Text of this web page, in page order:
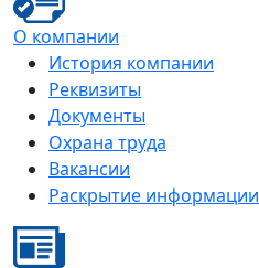
О компании
История компании
Реквизиты
Документы
Охрана труда
Вакансии
Раскрытие информации